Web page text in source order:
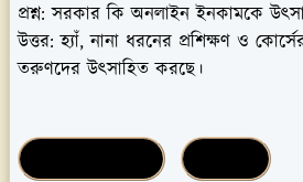
প্রশ্ন: সরকার কি অনলাইন ইনকামকে
উত্তর: হ্যাঁ, নানা ধরনের প্রশিক্ষণ ও
তরুণদের উৎসাহিত করছে।